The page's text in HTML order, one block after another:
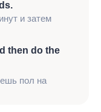
и затем
then do the
пол на